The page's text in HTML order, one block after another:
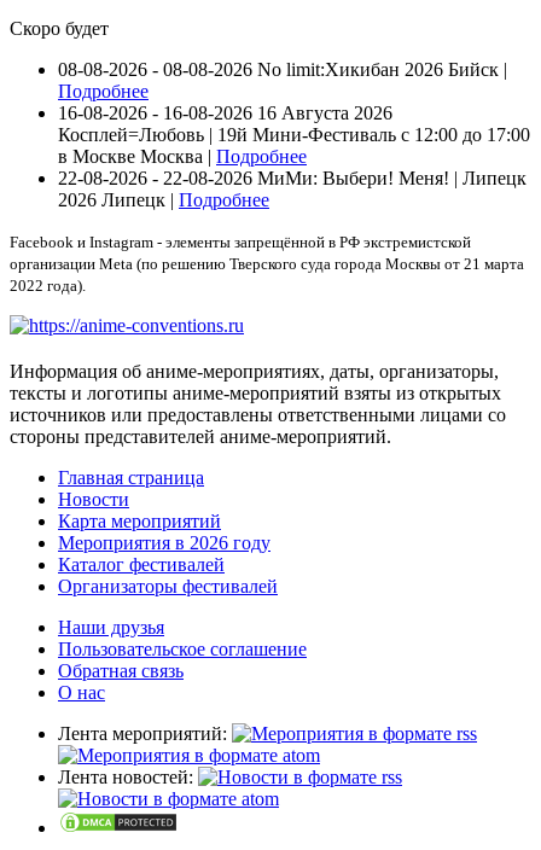
Скоро будет
08-08-2026 - 08-08-2026 No limit:Хикибан 2026 Бийск |
Подробнее
16-08-2026 - 16-08-2026 16 Августа 2026
Косплей=Любовь | 19й Мини-Фестиваль с 12:00 до 17:00
в Москве Москва | Подробнее
22-08-2026 - 22-08-2026 МиМи: Выбери! Меня! | Липецк
2026 Липецк | Подробнее
Facebook и Instagram - элементы запрещённой в РФ экстремистской
организации Meta (по решению Тверского суда города Москвы от 21 марта
2022 года).
Информация об аниме-мероприятиях, даты, организаторы,
тексты и логотипы аниме-мероприятий взяты из открытых
источников или предоставлены ответственными лицами со
стороны представителей аниме-мероприятий.
Главная страница
Новости
Карта мероприятий
Мероприятия в 2026 году
Каталог фестивалей
Организаторы фестивалей
Наши друзья
Пользовательское соглашение
Обратная связь
О нас
Лента мероприятий:
Лента новостей: